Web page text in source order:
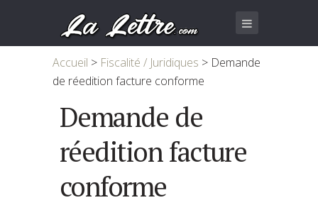
Accueil > Fiscalité / Juridiques > Demande
de réedition facture conforme
Demande de
réedition facture
conforme